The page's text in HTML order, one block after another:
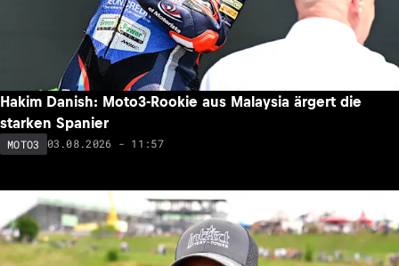
Hakim Danish: Moto3-Rookie aus Malaysia ärgert die
starken Spanier
MOTO3 03.08.2026 - 11:57